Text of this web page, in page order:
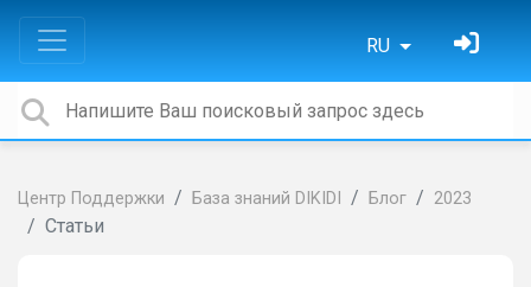
RU
Центр Поддержки База знаний DIKIDI Блог 2023
Статьи